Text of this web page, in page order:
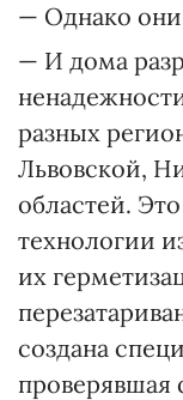
— Однако они
— И дома
разных
Львовской,
областей.
технологии
их
создана
проверявшая